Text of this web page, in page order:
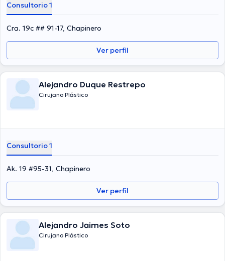
Consultorio 1
Cra. 19c ## 91-17, Chapinero
Ver perfil
Alejandro Duque Restrepo
Cirujano Plástico
Consultorio 1
Ak. 19 #95-31, Chapinero
Ver perfil
Alejandro Jaimes Soto
Cirujano Plástico